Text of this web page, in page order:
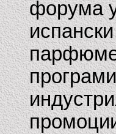
форума